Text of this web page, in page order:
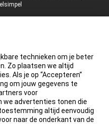
technieken om je beter
Zo plaatsen we altijd
Als je op “Accepteren”
om jouw gegevens te
voor
we advertenties tonen die
altijd eenvoudig
naar de onderkant van de